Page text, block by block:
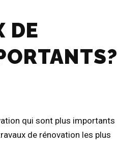
DE
qui sont plus importants
de rénovation les plus